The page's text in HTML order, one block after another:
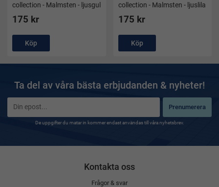
collection - Malmsten - ljusgul
175 kr
Köp
collection - Malmsten - ljuslila
175 kr
Köp
Ta del av våra bästa erbjudanden & nyheter!
Prenumerera
De uppgifter du matar in kommer endast användas till våra nyhetsbrev.
Kontakta oss
Frågor & svar